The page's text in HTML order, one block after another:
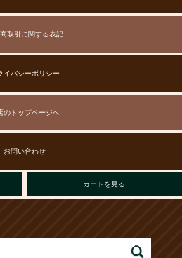
取引に関する表記
イバシーポリシー
のトップページへ
お問い合わせ
カートを見る